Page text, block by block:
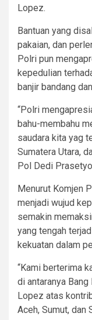
Lopez.
Bantuan yang
pakaian, dan
Polri pun
kepedulian
banjir bandang
“Polri
bahu-membahu
saudara kita yag
Sumatera Utara,
Pol Dedi
Menurut Komjen
menjadi wujud
semakin
yang tengah
kekuatan dalam
“Kami berterima
di antaranya
Lopez atas
Aceh, Sumut, dan